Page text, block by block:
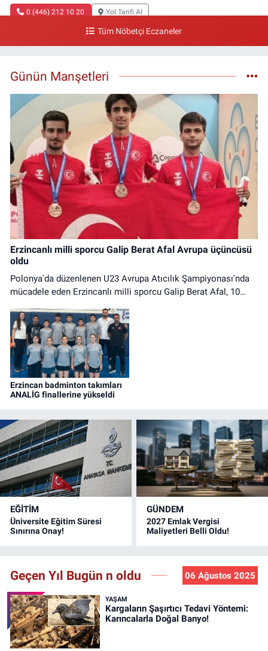
0 (446) 212 10 20 Yol Tarifi Al
Tüm Nöbetçi Eczaneler
Günün Manşetleri
Erzincanlı milli sporcu Galip Berat Afal Avrupa üçüncüsü
oldu
Polonya'da düzenlenen U23 Avrupa Atıcılık Şampiyonası'nda
mücadele eden Erzincanlı milli sporcu Galip Berat Afal, 10
üçüncüsü olarak bronz madalya kazandı.
Erzincan badminton takımları
ANALİG finallerine yükseldi
EĞİTİM
Üniversite Eğitim Süresi
Sınırına Onay!
GÜNDEM
2027 Emlak Vergisi
Maliyetleri Belli Oldu!
Geçen Yıl Bugün n oldu 06 Ağustos 2025
YAŞAM
Kargaların Şaşırtıcı Tedavi Yöntemi:
Karıncalarla Doğal Banyo!